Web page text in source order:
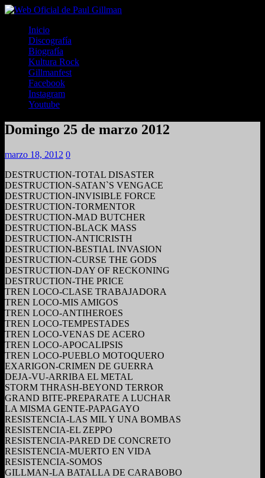
Inicio
Discografía
Biografía
Kultura Rock
Gillmanfest
Facebook
Instagram
Youtube
Domingo 25 de marzo 2012
marzo 18, 2012 0
DESTRUCTION-TOTAL DISASTER
DESTRUCTION-SATAN`S VENGACE
DESTRUCTION-INVISIBLE FORCE
DESTRUCTION-TORMENTOR
DESTRUCTION-MAD BUTCHER
DESTRUCTION-BLACK MASS
DESTRUCTION-ANTICRISTH
DESTRUCTION-BESTIAL INVASION
DESTRUCTION-CURSE THE GODS
DESTRUCTION-DAY OF RECKONING
DESTRUCTION-THE PRICE
TREN LOCO-CLASE TRABAJADORA
TREN LOCO-MIS AMIGOS
TREN LOCO-ANTIHEROES
TREN LOCO-TEMPESTADES
TREN LOCO-VENAS DE ACERO
TREN LOCO-APOCALIPSIS
TREN LOCO-PUEBLO MOTOQUERO
EXARIGON-CRIMEN DE GUERRA
DEJA-VU-ARRIBA EL METAL
STORM THRASH-BEYOND TERROR
GRAND BITE-PREPARATE A LUCHAR
LA MISMA GENTE-PAPAGAYO
RESISTENCIA-LAS MIL Y UNA BOMBAS
RESISTENCIA-EL ZEPPO
RESISTENCIA-PARED DE CONCRETO
RESISTENCIA-MUERTO EN VIDA
RESISTENCIA-SOMOS
GILLMAN-LA BATALLA DE CARABOBO